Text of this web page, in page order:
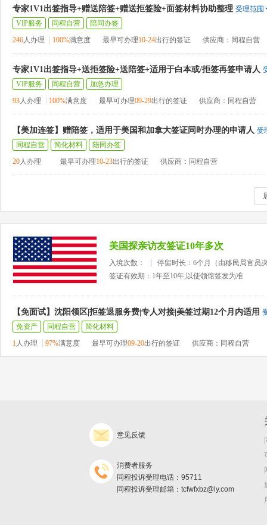
专家1V1出签指导+赠送陪签+赠送拒签险+面签材料协助整理 受理范围
VIP服务
同程自营
陪同办签
246人办理 100%满意度 最早可办理10-24出行的签证 供应商：同程自营
专家1V1出签指导+送拒签险+送陪签+适用于白本或/拒签再签申请人
VIP服务
同程自营
加急办理
93人办理 100%满意度 最早可办理09-29出行的签证 供应商：同程自营
【美加连签】赠陪签，适用于美国和加拿大签证同时办理的申请人 受
同程自营
简化材料
陪同办签
20人办理 最早可办理10-23出行的签证 供应商：同程自营
美国探亲访友签证10年多次
入境次数：
停留时长：6个月（由移民局官员
签证有效期：1年至10年,以使领馆签发为准
【免面试】沈阳领区|拒签退服务费|专人对接|美签过期12个月内适用
免资产
同程自营
简化材料
1人办理 97%满意度 最早可办理09-20出行的签证 供应商：同程自营
意见反馈
消费者服务
同程投诉受理电话：95711
同程投诉受理邮箱：tcfwfxbz@ly.com